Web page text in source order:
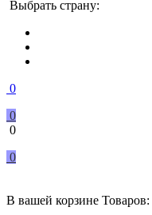
Выбрать страну:
0
0
0
0
В вашей корзине Товаров: